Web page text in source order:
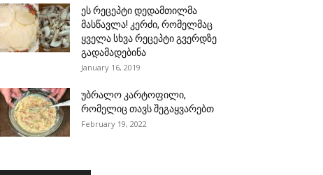
ეს რეცეპტი დედამთილმა
მასწავლა! კერძი, რომელმაც
ყველა სხვა რეცეპტი გვერდზე
გადამადებინა
January 16, 2019
უბრალო კარტოფილი,
რომელიც თავს შეგაყვარებთ
February 19, 2022